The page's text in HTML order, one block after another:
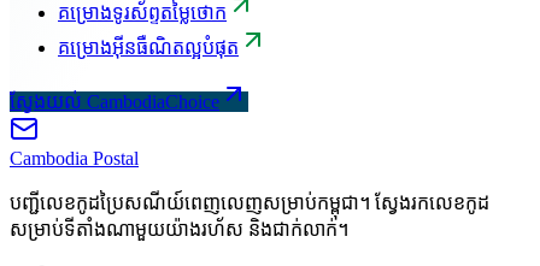
គម្រោងទូរស័ព្ទតម្លៃថោក
គម្រោងអ៊ីនធឺណិតល្អបំផុត
ស្វែងយល់ CambodiaChoice
Cambodia Postal
បញ្ជីលេខកូដប្រៃសណីយ៍ពេញលេញសម្រាប់កម្ពុជា។ ស្វែងរកលេខកូដ
សម្រាប់ទីតាំងណាមួយយ៉ាងរហ័ស និងជាក់លាក់។